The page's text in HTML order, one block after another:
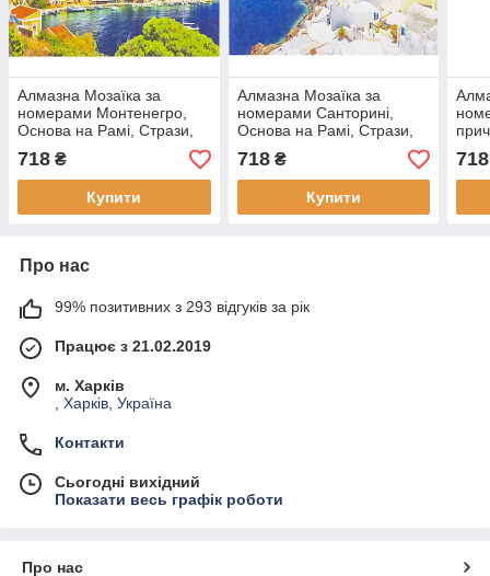
Алмазна Мозаїка за
номерами Монтенегро,
Основа на Рамі, Стрази,
718 ₴
Купити
Алмазна Мозаїка за
номерами Санторині,
Основа на Рамі, Стрази,
718₴
Купити
(1
718
Про нас
99% позитивних з 293 відгуків за рік
Працює з 21.02.2019
м. Харків
, Харків, Україна
Контакти
Сьогодні вихідний
Показати весь графік роботи
Про нас